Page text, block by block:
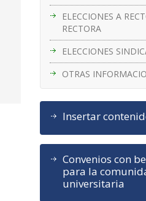
ELECCIONES A
RECTORA
ELECCIONES
OTRAS
Insertar
Convenios con
para la
universitaria